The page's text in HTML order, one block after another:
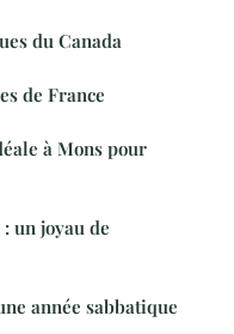
du Canada
de France
à Mons pour
un joyau de
année sabbatique